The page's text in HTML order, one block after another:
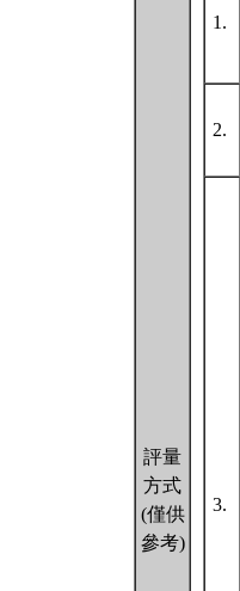
評量
方式
(僅供
參考)
1.
2.
3.